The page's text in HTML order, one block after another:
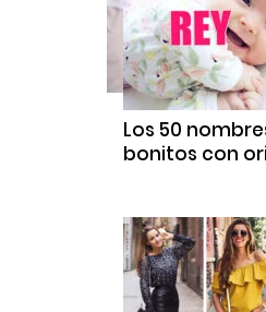
Los 50
bonitos con